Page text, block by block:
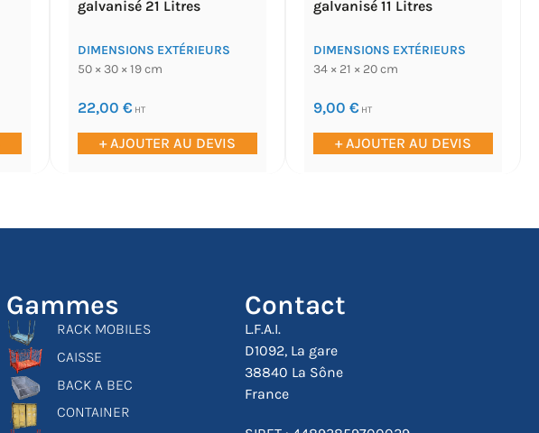
galvanisé 21 Litres
DIMENSIONS EXTÉRIEURS
50 × 30 × 19 cm
22,00 € HT
+ AJOUTER AU DEVIS
galvanisé 11 Litres
DIMENSIONS EXTÉRIEURS
34 × 21 × 20 cm
9,00 € HT
+ AJOUTER AU DEVIS
Gammes
RACK MOBILES
CAISSE
BACK A BEC
CONTAINER
Contact
L.F.A.I.
D1092, La gare
38840 La Sône
France